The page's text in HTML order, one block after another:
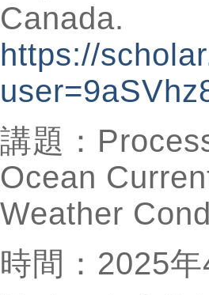
Canada.
https://
講題：
Ocean
Weather
時間：2025